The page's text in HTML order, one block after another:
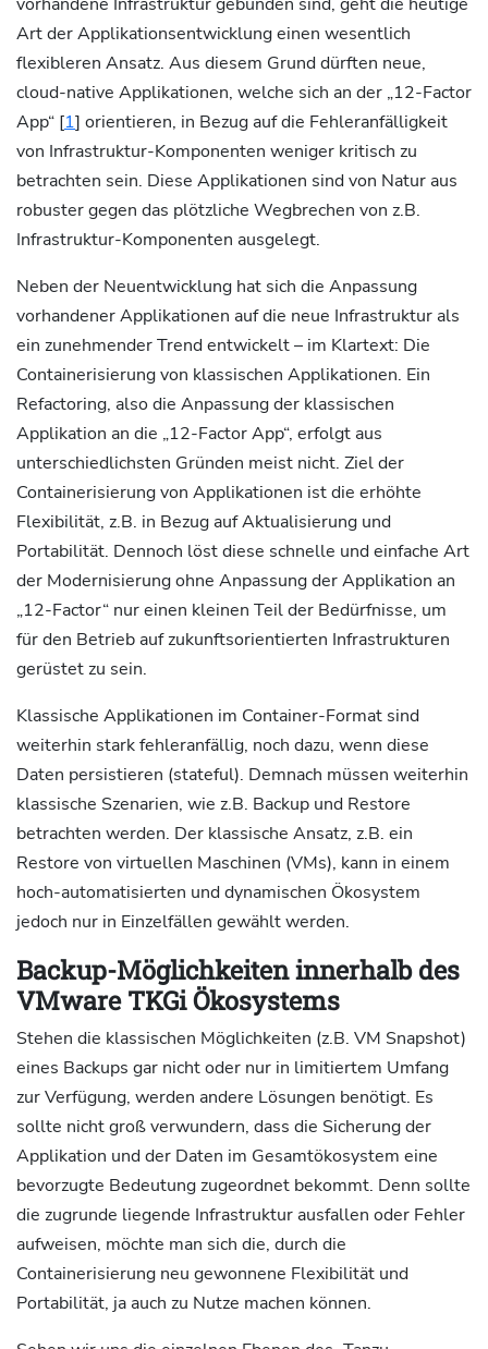
Art der Applikationsentwicklung einen wesentlich
flexibleren Ansatz. Aus diesem Grund dürften neue,
cloud-native Applikationen, welche sich an der „12-Factor
App“ [1] orientieren, in Bezug auf die Fehleranfälligkeit
von Infrastruktur-Komponenten weniger kritisch zu
betrachten sein. Diese Applikationen sind von Natur aus
robuster gegen das plötzliche Wegbrechen von z.B.
Infrastruktur-Komponenten ausgelegt.
Neben der Neuentwicklung hat sich die Anpassung
vorhandener Applikationen auf die neue Infrastruktur als
ein zunehmender Trend entwickelt – im Klartext: Die
Containerisierung von klassischen Applikationen. Ein
Refactoring, also die Anpassung der klassischen
Applikation an die „12-Factor App“, erfolgt aus
unterschiedlichsten Gründen meist nicht. Ziel der
Containerisierung von Applikationen ist die erhöhte
Flexibilität, z.B. in Bezug auf Aktualisierung und
Portabilität. Dennoch löst diese schnelle und einfache Art
der Modernisierung ohne Anpassung der Applikation an
„12-Factor“ nur einen kleinen Teil der Bedürfnisse, um
für den Betrieb auf zukunftsorientierten Infrastrukturen
gerüstet zu sein.
Klassische Applikationen im Container-Format sind
weiterhin stark fehleranfällig, noch dazu, wenn diese
Daten persistieren (stateful). Demnach müssen weiterhin
klassische Szenarien, wie z.B. Backup und Restore
betrachten werden. Der klassische Ansatz, z.B. ein
Restore von virtuellen Maschinen (VMs), kann in einem
hoch-automatisierten und dynamischen Ökosystem
jedoch nur in Einzelfällen gewählt werden.
Backup-Möglichkeiten innerhalb des
VMware TKGi Ökosystems
Stehen die klassischen Möglichkeiten (z.B. VM Snapshot)
eines Backups gar nicht oder nur in limitiertem Umfang
zur Verfügung, werden andere Lösungen benötigt. Es
sollte nicht groß verwundern, dass die Sicherung der
Applikation und der Daten im Gesamtökosystem eine
bevorzugte Bedeutung zugeordnet bekommt. Denn sollte
die zugrunde liegende Infrastruktur ausfallen oder Fehler
aufweisen, möchte man sich die, durch die
Containerisierung neu gewonnene Flexibilität und
Portabilität, ja auch zu Nutze machen können.